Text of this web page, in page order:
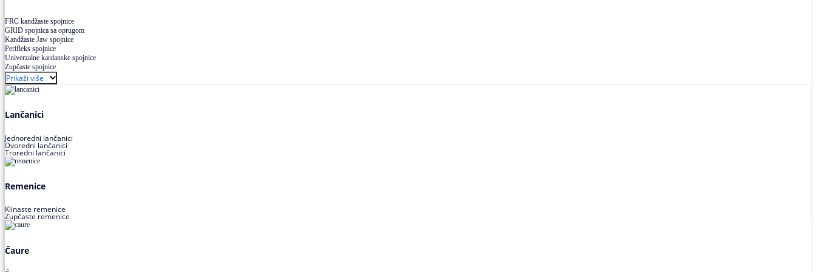
FRC kandžaste spojnice
GRID spojnica sa oprugom
Kandžaste Jaw spojnice
Perifleks spojnice
Univerzalne kardanske spojnice
Zupčaste spojnice
Prikaži više
Lančanici
Jednoredni lančanici
Dvoredni lančanici
Troredni lančanici
Remenice
Klinaste remenice
Zupčaste remenice
Čaure